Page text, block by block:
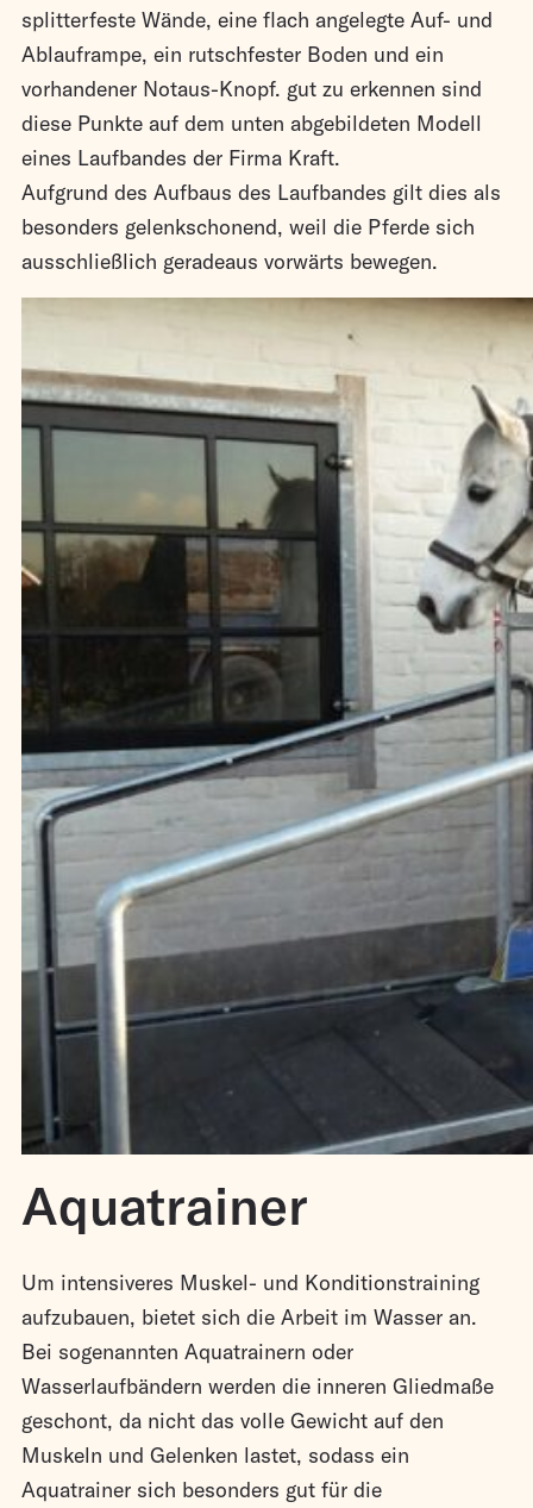
splitterfeste Wände, eine flach angelegte Auf- und
Ablauframpe, ein rutschfester Boden und ein
vorhandener Notaus-Knopf. gut zu erkennen sind
diese Punkte auf dem unten abgebildeten Modell
eines Laufbandes der Firma Kraft.
Aufgrund des Aufbaus des Laufbandes gilt dies als
besonders gelenkschonend, weil die Pferde sich
ausschließlich geradeaus vorwärts bewegen.
Aquatrainer
Um intensiveres Muskel- und Konditionstraining
aufzubauen, bietet sich die Arbeit im Wasser an.
Bei sogenannten Aquatrainern oder
Wasserlaufbändern werden die inneren Gliedmaße
geschont, da nicht das volle Gewicht auf den
Muskeln und Gelenken lastet, sodass ein
Aquatrainer sich besonders gut für die